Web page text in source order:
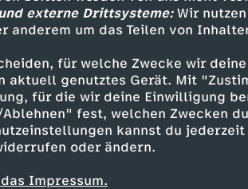
externe Drittsysteme:Wir
anderem um das Teilen von
für welche Zwecke wir
aktuell genutztes Gerät. Mit
für die wir deine Einwilligung
fest, welchen Zwecken
kannst du
oder ändern.
Impressum.
Inhalte entdecken
Magazin informativ
Gebärdensprache
heute